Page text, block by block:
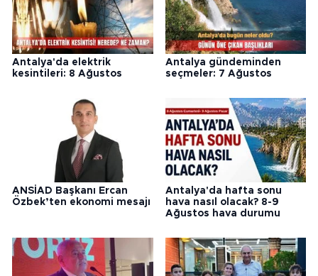
Antalya'da elektrik
kesintileri: 8 Ağustos
Antalya gündeminden
seçmeler: 7 Ağustos
ANSİAD Başkanı Ercan
Özbek’ten ekonomi mesajı
Antalya'da hafta sonu
hava nasıl olacak? 8-9
Ağustos hava durumu